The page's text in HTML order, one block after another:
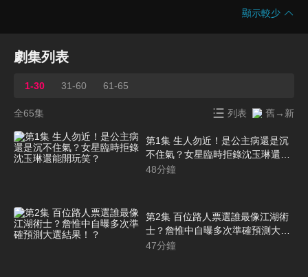
顯示較少
劇集列表
1-30 31-60 61-65
全65集 列表 舊→新
第1集 生人勿近！是公主病還是沉
不住氣？女星臨時拒錄沈玉琳還能
開玩笑？
48分鐘
第2集 百位路人票選誰最像江湖術
士？詹惟中自曝多次準確預測大選
結果！？
47分鐘